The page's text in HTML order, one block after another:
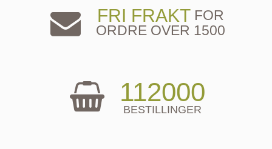
FRI FRAKTFOR
ORDRE OVER 1500
112000
BESTILLINGER